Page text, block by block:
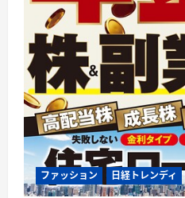
ファッション 日経トレンディ